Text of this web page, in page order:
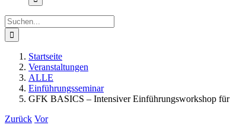
Suche
nach:
Startseite
Veranstaltungen
ALLE
Einführungsseminar
GFK BASICS – Intensiver Einführungsworkshop
Zurück Vor